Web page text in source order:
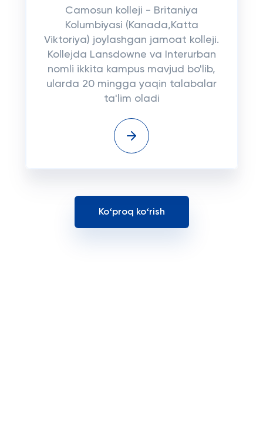
Camosun kolleji - Britaniya
Kolumbiyasi (Kanada,Katta
Viktoriya) joylashgan jamoat kolleji.
Kollejda Lansdowne va Interurban
nomli ikkita kampus mavjud bo'lib,
ularda 20 mingga yaqin talabalar
ta'lim oladi
Koʻproq koʻrish